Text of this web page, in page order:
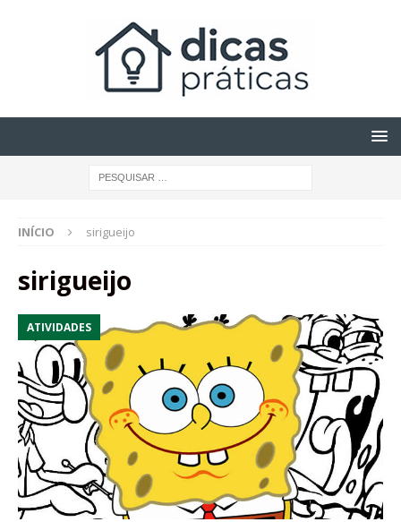
INÍCIO sirigueijo
sirigueijo
ATIVIDADES